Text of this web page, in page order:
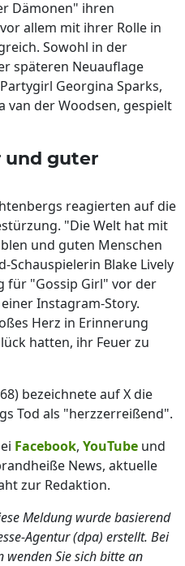
Dämonen" ihren
allem mit ihrer Rolle in
Sowohl in der
späteren Neuauflage
Georgina Sparks,
van der Woodsen, gespielt
und guter
reagierten auf die
"Die Welt hat mit
und guten Menschen
Blake Lively
für "Gossip Girl" vor der
Instagram-Story.
Herz in Erinnerung
hatten, ihr Feuer zu
bezeichnete auf X die
Tod als "herzzerreißend".
Facebook, YouTube und
News, aktuelle
zur Redaktion.
Meldung wurde basierend
Agentur (dpa) erstellt. Bei
wenden Sie sich bitte an